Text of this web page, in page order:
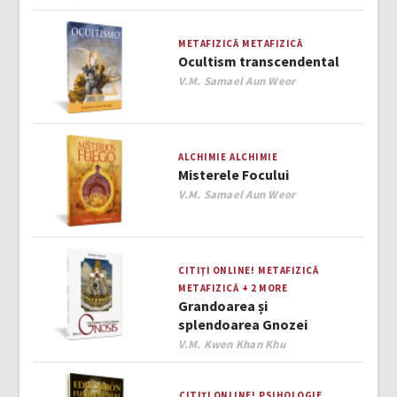
METAFIZICĂ METAFIZICĂ
Ocultism transcendental
Author
V.M. Samael Aun Weor
ALCHIMIE ALCHIMIE
Misterele Focului
Author
V.M. Samael Aun Weor
CITIȚI ONLINE! METAFIZICĂ
METAFIZICĂ + 2 MORE
Grandoarea și
splendoarea Gnozei
Author
V.M. Kwen Khan Khu